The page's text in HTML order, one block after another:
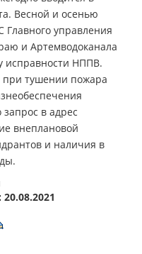
Весной и осенью
управления
и Артемводоканала
исправности НППВ.
тушении пожара
в адрес
внеплановой
и наличия в